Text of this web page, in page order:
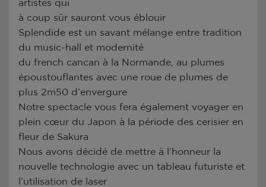
artistes qui
à coup sûr sauront vous éblouir
Splendide est un savant mélange entre tradition
du music-hall et modernité
du french cancan à la Normande, au plumes
époustouflantes avec une roue de plumes de
plus 2m50 d’envergure
Notre spectacle vous fera également voyager en
plein cœur du Japon à la période des cerisier en
fleur de Sakura
Nous avons décidé de mettre à l’honneur la
nouvelle technologie avec un tableau futuriste et
l’utilisation de laser